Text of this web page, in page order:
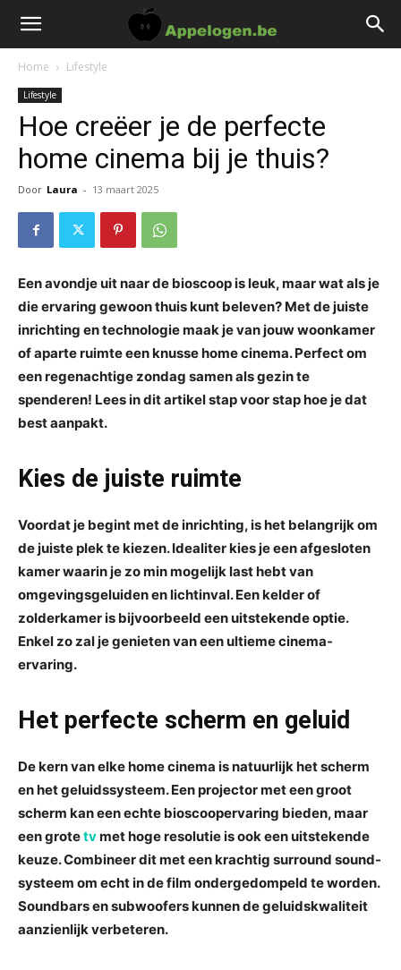
Home Lifestyle
Lifestyle
Hoe creëer je de perfecte
home cinema bij je thuis?
Door Laura - 13 maart 2025
Een avondje uit naar de bioscoop is leuk, maar wat als je
die ervaring gewoon thuis kunt beleven? Met de juiste
inrichting en technologie maak je van jouw woonkamer
of aparte ruimte een knusse home cinema. Perfect om
een regenachtige zondag samen als gezin te
spenderen! Lees in dit artikel stap voor stap hoe je dat
best aanpakt.
Kies de juiste ruimte
Voordat je begint met de inrichting, is het belangrijk om
de juiste plek te kiezen. Idealiter kies je een afgesloten
kamer waarin je zo min mogelijk last hebt van
omgevingsgeluiden en lichtinval. Een kelder of
zolderkamer is bijvoorbeeld een uitstekende optie.
Enkel zo zal je genieten van een ultieme cinema-
ervaring.
Het perfecte scherm en geluid
De kern van elke home cinema is natuurlijk het scherm
en het geluidssysteem. Een projector met een groot
scherm kan een echte bioscoopervaring bieden, maar
een grotetvmet hoge resolutie is ook een uitstekende
keuze. Combineer dit met een krachtig surround sound-
systeem om echt in de film ondergedompeld te worden.
Soundbars en subwoofers kunnen de geluidskwaliteit
aanzienlijk verbeteren.